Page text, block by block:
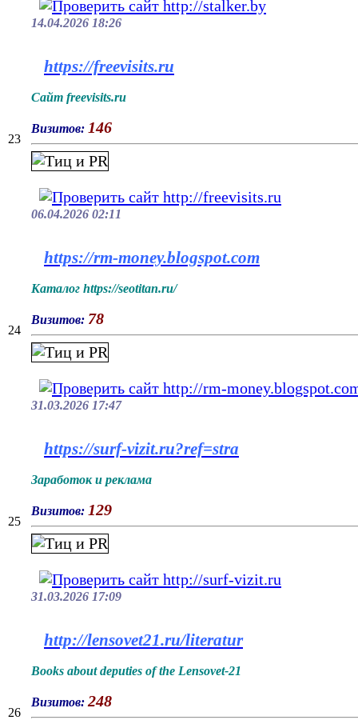
14.04.2026 18:26
23
https://freevisits.ru
Сайт freevisits.ru
Визитов: 146
06.04.2026 02:11
24
https://rm-money.blogspot.com
Каталог https://seotitan.ru/
Визитов: 78
31.03.2026 17:47
25
https://surf-vizit.ru?ref=stra
Заработок и реклама
Визитов: 129
31.03.2026 17:09
26
http://lensovet21.ru/literatur
Books about deputies of the Lensovet-21
Визитов: 248